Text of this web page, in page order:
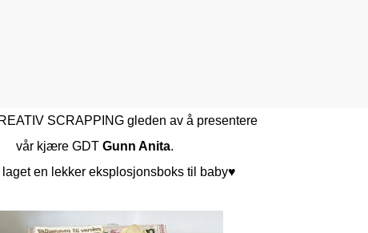
SCRAPPING gleden av å presentere
vår kjære GDT Gunn Anita.
laget en lekker eksplosjonsboks til baby♥